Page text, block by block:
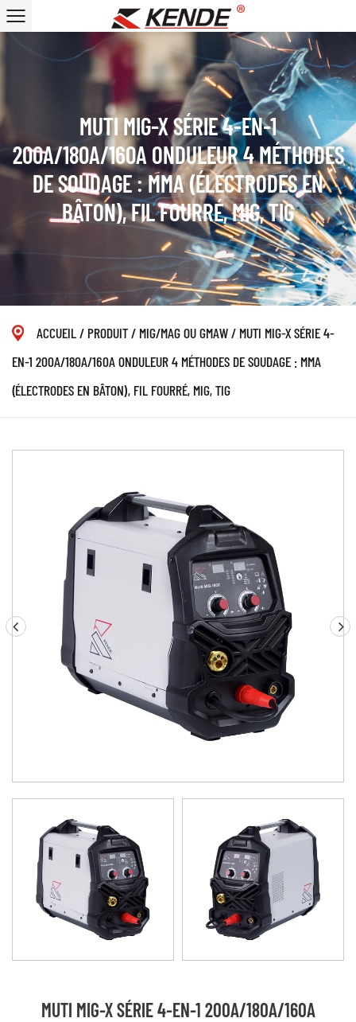
MUTI MIG-X SÉRIE 4-EN-1
200A/180A/160A ONDULEUR 4 MÉTHODES
DE SOUDAGE : MMA (ÉLECTRODES EN
BÂTON), FIL FOURRÉ, MIG, TIG
ACCUEIL/ PRODUIT/ MIG/MAG OU GMAW/ MUTI MIG-X SÉRIE 4-
EN-1 200A/180A/160A ONDULEUR 4 MÉTHODES DE SOUDAGE : MMA
(ÉLECTRODES EN BÂTON), FIL FOURRÉ, MIG, TIG
MUTI MIG-X SÉRIE 4-EN-1 200A/180A/160A